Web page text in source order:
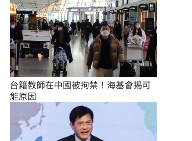
台籍教師在中國被拘禁！海基會揭可
能原因